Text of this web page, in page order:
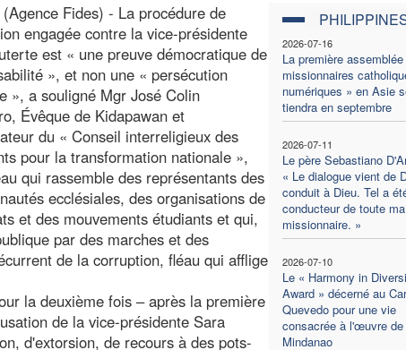
2026-07-16
La première
missionnaires
numériques » en Asie
tiendra en septembre
2026-07-11
Le père Sebastiano
« Le dialogue vient de
conduit à Dieu. Tel a
conducteur de toute
missionnaire. »
2026-07-10
Le « Harmony in
Award » décerné au
Quevedo pour une vie
consacrée à l'œuvre de
Mindanao
Fides) - La procédure de
engagée contre la vice-présidente
est « une preuve démocratique de
», et non une « persécution
», a souligné Mgr José Colin
Évêque de Kidapawan et
du « Conseil interreligieux des
pour la transformation nationale »,
qui rassemble des représentants des
ecclésiales, des organisations de
et des mouvements étudiants et qui,
par des marches et des
de la corruption, fléau qui afflige
la deuxième fois – après la première
de la vice-présidente Sara
d'extorsion, de recours à des pots-